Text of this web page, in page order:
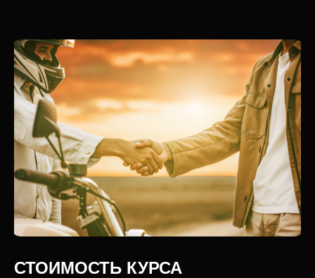
СТОИМОСТЬ КУРСА